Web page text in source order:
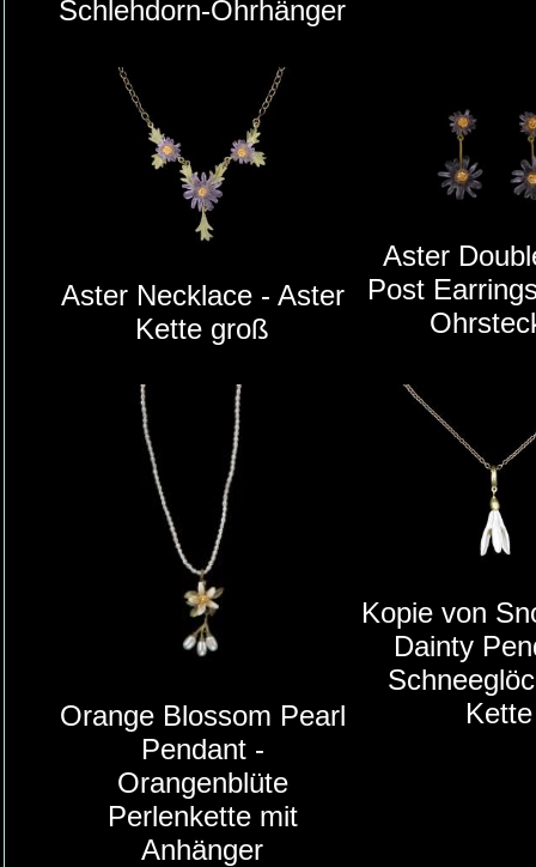
Schlehdorn-Ohrhänger
Aster Necklace - Aster
Kette groß
Aster
Post
Orange Blossom Pearl
Pendant -
Orangenblüte
Perlenkette mit
Anhänger
Kopie von
Dainty
Kette